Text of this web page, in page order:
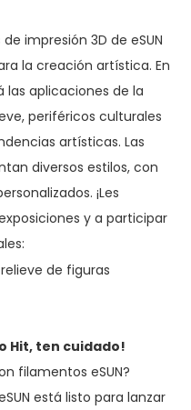
impresión 3D de eSUN
la creación artística. En
las aplicaciones de la
periféricos culturales
artísticas. Las
diversos estilos, con
¡Les
y a participar
Hit, ten cuidado!
filamentos eSUN?
está listo para lanzar